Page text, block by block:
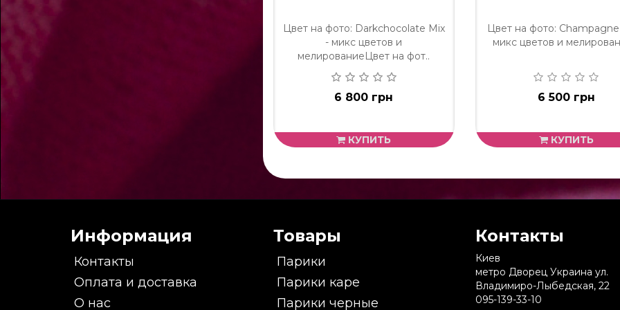
Цвет на фото: Darkchocolate Mix
- микс цветов и
мелированиеЦвет на фот..
6 800 грн
КУПИТЬ
Цвет на фото:
микс цветов и
6 500 грн
КУПИТЬ
Информация
Контакты
Оплата и доставка
О нас
Товары
Парики
Парики каре
Парики черные
Контакты
Киев
метро Дворец Украина ул.
Владимиро-Лыбедская, 22
095-139-33-10